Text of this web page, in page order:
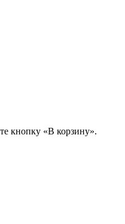
кнопку «В корзину».